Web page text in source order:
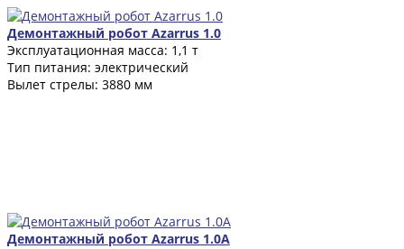
Демонтажный робот Azarrus 1.0
Эксплуатационная масса: 1,1 т
Тип питания: электрический
Вылет стрелы: 3880 мм
Демонтажный робот Azarrus 1.0A